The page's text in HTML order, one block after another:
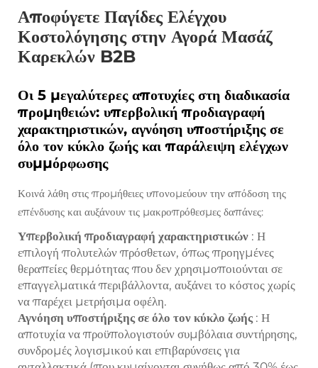
Αποφύγετε Παγίδες Ελέγχου
Κοστολόγησης στην Αγορά Μασάζ
Καρεκλών B2B
Οι 5 μεγαλύτερες αποτυχίες στη διαδικασία
προμηθειών: υπερβολική προδιαγραφή
χαρακτηριστικών, αγνόηση υποστήριξης σε
όλο τον κύκλο ζωής και παράλειψη ελέγχων
συμμόρφωσης
Κοινά λάθη στις προμήθειες υπονομεύουν την απόδοση της
επένδυσης και αυξάνουν τις μακροπρόθεσμες δαπάνες:
Υπερβολική προδιαγραφή χαρακτηριστικών : Η
επιλογή πολυτελών πρόσθετων, όπως προηγμένες
θεραπείες θερμότητας που δεν χρησιμοποιούνται σε
επαγγελματικά περιβάλλοντα, αυξάνει το κόστος χωρίς
να παρέχει μετρήσιμα οφέλη.
Αγνόηση υποστήριξης σε όλο τον κύκλο ζωής : Η
αποτυχία να προϋπολογιστούν συμβόλαια συντήρησης,
συνδρομές λογισμικού και επιβαρύνσεις για